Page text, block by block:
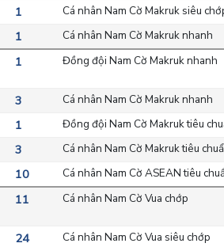
1 Cá nhân Nam Cờ Makruk siêu
1 Cá nhân Nam Cờ Makruk nhanh
1 Đồng đội Nam Cờ Makruk nhanh
3 Cá nhân Nam Cờ Makruk nhanh
1 Đồng đội Nam Cờ Makruk tiêu
3 Cá nhân Nam Cờ Makruk tiêu
10 Cá nhân Nam Cờ ASEAN tiêu
11 Cá nhân Nam Cờ Vua chớp
24 Cá nhân Nam Cờ Vua siêu chớp